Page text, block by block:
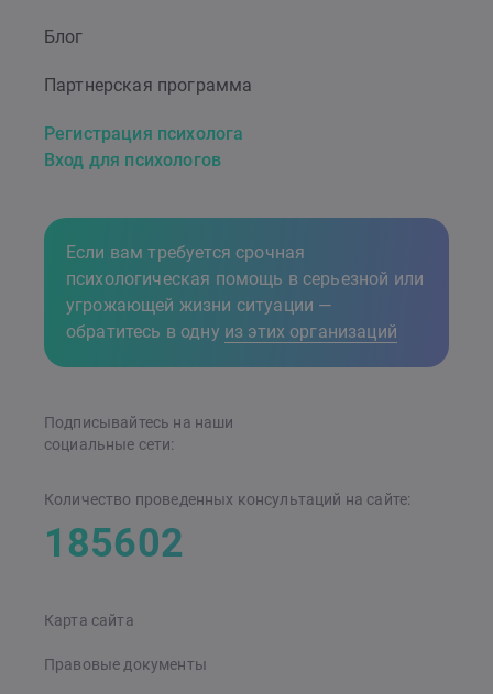
Блог
Партнерская программа
Регистрация психолога
Вход для психологов
Если вам требуется срочная
психологическая помощь в серьезной или
угрожающей жизни ситуации —
обратитесь в одну из этих организаций
Карта сайта
Правовые документы
Подписывайтесь на наши
cоциальные сети:
Количество проведенных консультаций на сайте:
185602